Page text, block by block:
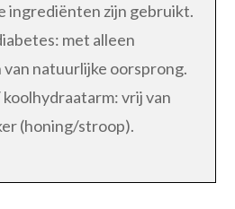
ingrediënten zijn gebruikt.
met alleen
natuurlijke oorsprong.
vrij van
(honing/stroop).